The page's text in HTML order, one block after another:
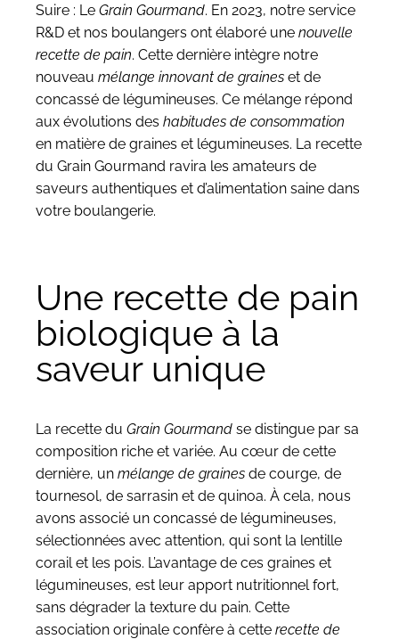
Suire : Le Grain Gourmand. En 2023, notre service
R&D et nos boulangers ont élaboré une nouvelle
recette de pain. Cette dernière intègre notre
nouveau mélange innovant de graines et de
concassé de légumineuses. Ce mélange répond
aux évolutions des habitudes de consommation
en matière de graines et légumineuses. La recette
du Grain Gourmand ravira les amateurs de
saveurs authentiques et d’alimentation saine dans
votre boulangerie.
Une recette de pain
biologique à la
saveur unique
La recette du Grain Gourmand se distingue par sa
composition riche et variée. Au cœur de cette
dernière, un mélange de graines de courge, de
tournesol, de sarrasin et de quinoa. À cela, nous
avons associé un concassé de légumineuses,
sélectionnées avec attention, qui sont la lentille
corail et les pois. L’avantage de ces graines et
légumineuses, est leur apport nutritionnel fort,
sans dégrader la texture du pain. Cette
association originale confère à cette recette de